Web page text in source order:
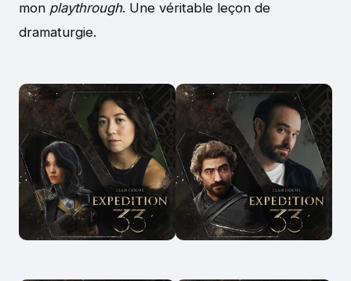
mon playthrough. Une véritable leçon de
dramaturgie.